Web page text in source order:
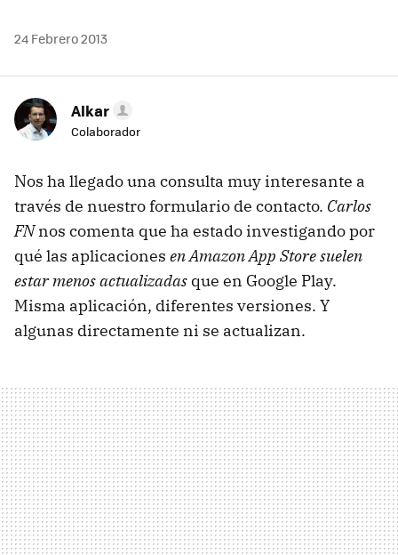
24 Febrero 2013
Alkar
Colaborador
Nos ha llegado una consulta muy interesante a
través de nuestro formulario de contacto. Carlos
FNnos comenta que ha estado investigando por
qué las aplicaciones en Amazon App Store suelen
estar menos actualizadas que en Google Play.
Misma aplicación, diferentes versiones. Y
algunas directamente ni se actualizan.